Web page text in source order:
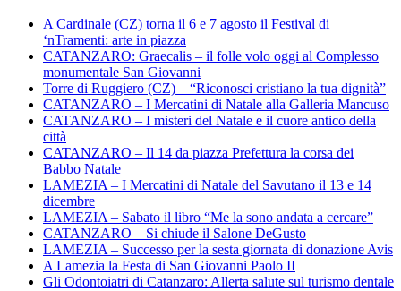
A Cardinale (CZ) torna il 6 e 7 agosto il Festival di
‘nTramenti: arte in piazza
CATANZARO: Graecalis – il folle volo oggi al Complesso
monumentale San Giovanni
Torre di Ruggiero (CZ) – “Riconosci cristiano la tua dignità”
CATANZARO – I Mercatini di Natale alla Galleria Mancuso
CATANZARO – I misteri del Natale e il cuore antico della
città
CATANZARO – Il 14 da piazza Prefettura la corsa dei
Babbo Natale
LAMEZIA – I Mercatini di Natale del Savutano il 13 e 14
dicembre
LAMEZIA – Sabato il libro “Me la sono andata a cercare”
CATANZARO – Si chiude il Salone DeGusto
LAMEZIA – Successo per la sesta giornata di donazione Avis
A Lamezia la Festa di San Giovanni Paolo II
Gli Odontoiatri di Catanzaro: Allerta salute sul turismo dentale